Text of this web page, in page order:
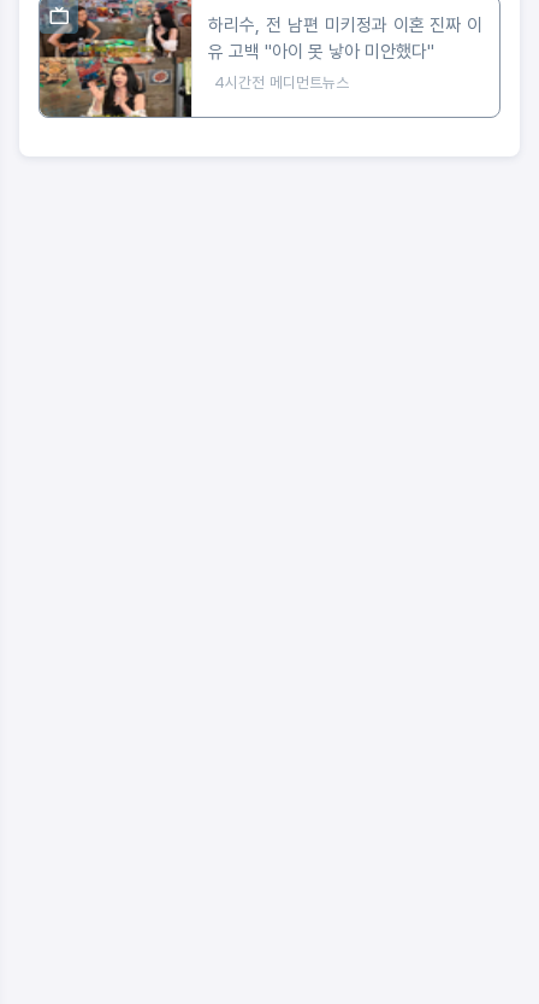
하리수, 전 남편 미키정과 이혼 진짜 이
유 고백 "아이 못 낳아 미안했다"
4시간전 메디먼트뉴스